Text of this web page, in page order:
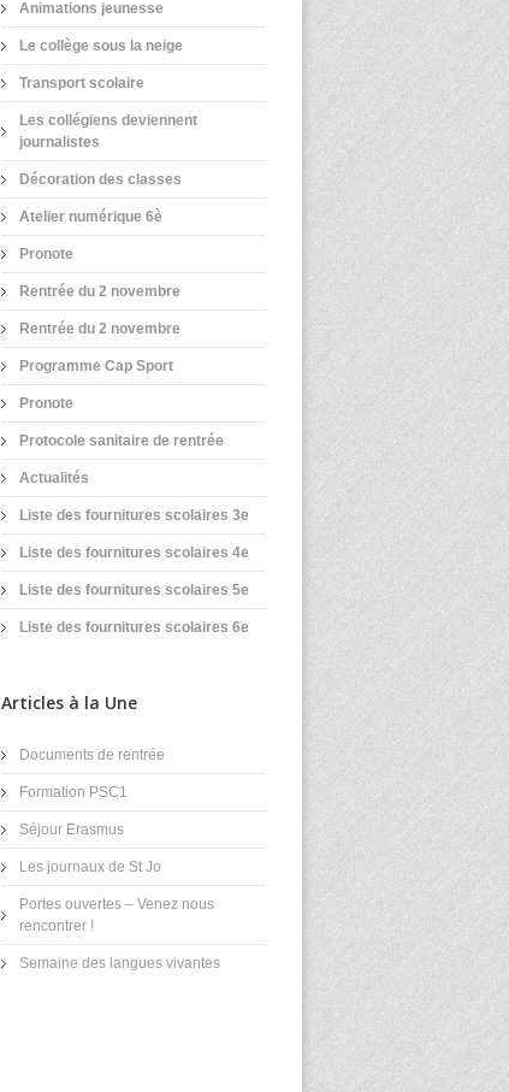
Animations jeunesse
Le collège sous la neige
Transport scolaire
Les collégiens deviennent
journalistes
Décoration des classes
Atelier numérique 6è
Pronote
Rentrée du 2 novembre
Rentrée du 2 novembre
Programme Cap Sport
Pronote
Protocole sanitaire de rentrée
Actualités
Liste des fournitures scolaires 3e
Liste des fournitures scolaires 4e
Liste des fournitures scolaires 5e
Liste des fournitures scolaires 6e
Articles à la Une
Documents de rentrée
Formation PSC1
Séjour Erasmus
Les journaux de St Jo
Portes ouvertes – Venez nous
rencontrer !
Semaine des langues vivantes